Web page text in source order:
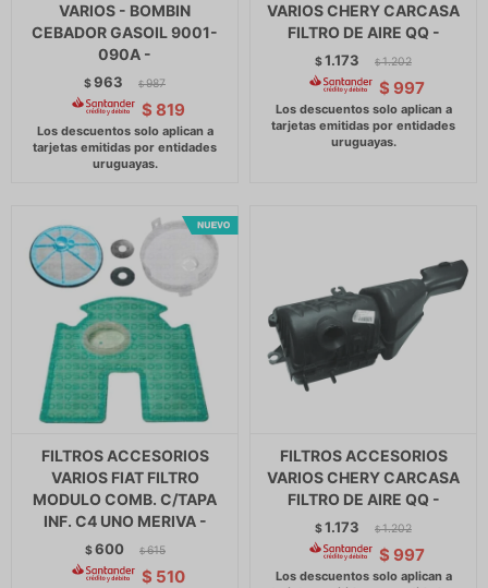
VARIOS - BOMBIN
CEBADOR GASOIL 9001-
090A -
$963 $ 987
$ 819
VARIOS CHERY CARCASA
FILTRO DE AIRE QQ -
$1.173 $ 1.202
$ 997
FILTROS ACCESORIOS
VARIOS FIAT FILTRO
MODULO COMB. C/TAPA
INF. C4 UNO MERIVA -
$600 $ 615
$ 510
FILTROS ACCESORIOS
VARIOS CHERY CARCASA
FILTRO DE AIRE QQ -
$1.173 $ 1.202
$ 997